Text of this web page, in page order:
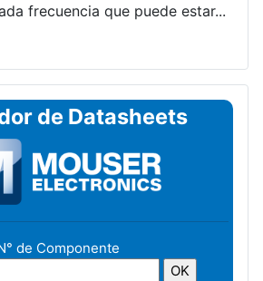
frecuencia que puede estar...
de Datasheets
de Componente